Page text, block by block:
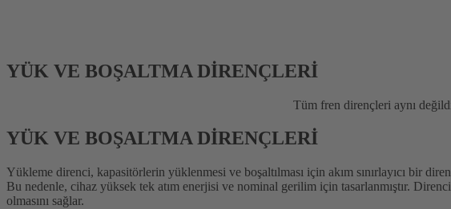
YÜK VE BOŞALTMA DİRENÇLERİ
Tüm fren dirençleri aynı
YÜK VE BOŞALTMA DİRENÇLERİ
Yükleme direnci, kapasitörlerin yüklenmesi ve boşaltılması için akım sınırlayıcı bir
Bu nedenle, cihaz yüksek tek atım enerjisi ve nominal gerilim için tasarlanmıştır.
olmasını sağlar.